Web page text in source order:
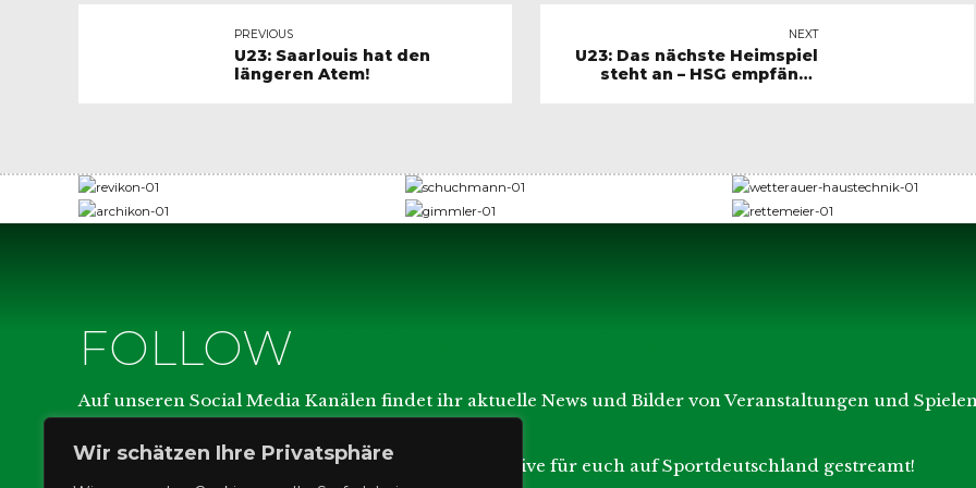
Wir schätzen Ihre Privatsphäre
PREVIOUS
U23: Saarlouis hat den
längeren Atem!
NEXT
U23: Das nächste Heimspiel
steht an – HSG empfängt
FOLLOW
Auf unseren Social Media Kanälen findet ihr aktuelle News und Bilder von Veranstaltungen und
Die Spiele unserer Dritt-Liga-Mannschaft werden live für euch auf Sportdeutschland gestreamt!